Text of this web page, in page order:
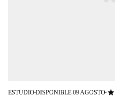
ESTUDIO■DISPONIBLE 09 AGOSTO■star